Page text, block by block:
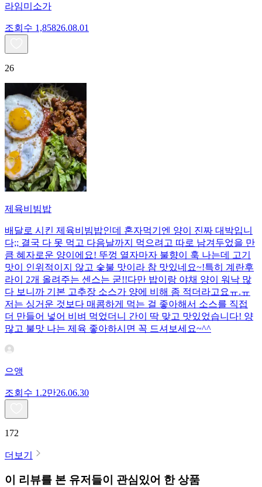
라임미소가
조회수 1,85826.08.01
26
제육비빔밥
배달로 시킨 제육비빔밥인데 혼자먹기엔 양이 진짜 대박입니
다;; 결국 다 못 먹고 다음날까지 먹으려고 따로 남겨두었을 만
큼 혜자로운 양이에요! 뚜껑 열자마자 불향이 훅 나는데 고기
맛이 인위적이지 않고 숯불 맛이라 참 맛있네요~!특히 계란후
라이 2개 올려주는 센스는 굳!! ​다만 밥이랑 야채 양이 워낙 많
다 보니까 기본 고추장 소스가 양에 비해 좀 적더라고요ㅠ.ㅠ
저는 싱거운 것보다 매콤하게 먹는 걸 좋아해서 소스를 직접
더 만들어 넣어 비벼 먹었더니 간이 딱 맞고 맛있었습니다! 양
많고 불맛 나는 제육 좋아하시면 꼭 드셔보세요~^^
으앵
조회수 1.2만26.06.30
172
더보기
이 리뷰를 본 유저들이 관심있어 한 상품